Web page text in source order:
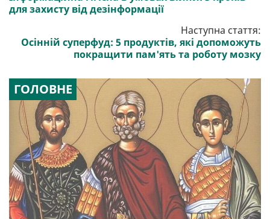
для захисту від дезінформації
Наступна стаття:
Осінній суперфуд: 5 продуктів, які допоможуть
покращити пам'ять та роботу мозку
ГОЛОВНЕ